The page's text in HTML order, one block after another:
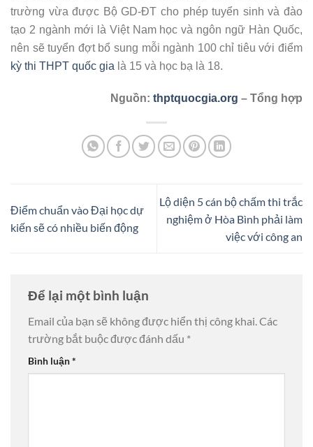
trường vừa được Bộ GD-ĐT cho phép tuyển sinh và đào
tạo 2 ngành mới là Việt Nam học và ngôn ngữ Hàn Quốc,
nên sẽ tuyển đợt bổ sung mỗi ngành 100 chỉ tiêu với điểm
kỳ thi THPT quốc gia là 15 và học bạ là 18.
Nguồn: thptquocgia.org – Tổng hợp
Điểm chuẩn vào Đại học dự
kiến sẽ có nhiều biến động
Lộ diện 5 cán bộ chấm thi trắc
nghiệm ở Hòa Bình phải làm
việc với công an
Để lại một bình luận
Email của bạn sẽ không được hiển thị công khai.Các
trường bắt buộc được đánh dấu *
Bình luận*